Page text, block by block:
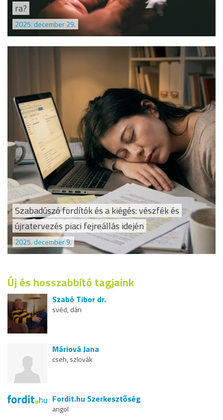
ra?
2025. december 29.
Szabadúszó fordítók és a kiégés: vészfék és
újratervezés piaci fejreállás idején
2025. december 9.
Új és hosszabbító tagjaink
Szabó Tibor dr.
svéd, dán
Máriová Jana
cseh, szlovák
Fordit.hu Szerkesztőség
angol